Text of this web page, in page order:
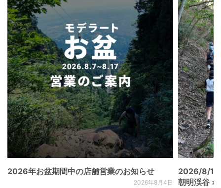
2026年お盆期間中の店舗営業のお知らせ
2026年8月4日
2026/8/
朝明渓谷 ×